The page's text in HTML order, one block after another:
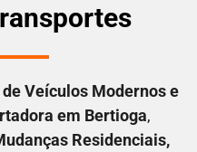
Veículos Modernos e
em Bertioga,
udanças Residenciais,